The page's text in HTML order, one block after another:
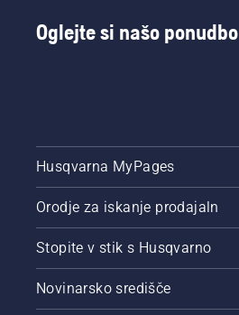
Oglejte si našo ponudbo
Husqvarna MyPages
Orodje za iskanje prodajaln
Stopite v stik s Husqvarno
Novinarsko središče